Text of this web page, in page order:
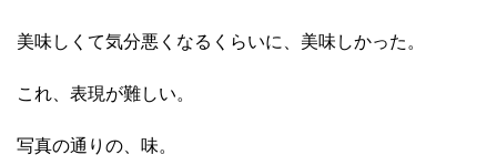
美味しくて気分悪くなるくらいに、美味しかった。
これ、表現が難しい。
写真の通りの、味。